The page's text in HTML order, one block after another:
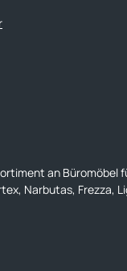
an Büromöbel
Narbutas, Frezza,